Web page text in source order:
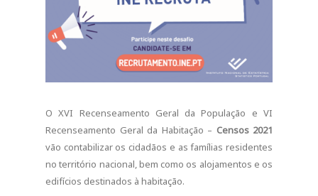
O XVI Recenseamento Geral da População e VI
Recenseamento Geral da Habitação – Censos 2021
vão contabilizar os cidadãos e as famílias residentes
no território nacional, bem como os alojamentos e os
edifícios destinados à habitação.